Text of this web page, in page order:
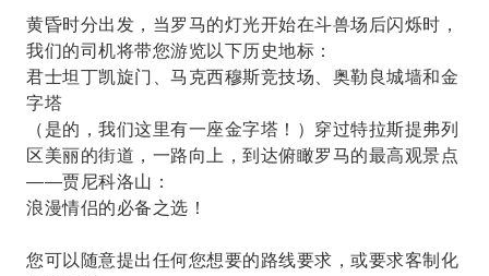
黄昏时分出发，当罗马的灯光开始在斗兽场后闪烁时，
我们的司机将带您游览以下历史地标：
君士坦丁凯旋门、马克西穆斯竞技场、奥勒良城墙和金
字塔
（是的，我们这里有一座金字塔！）穿过特拉斯提弗列
区美丽的街道，一路向上，到达俯瞰罗马的最高观景点
——贾尼科洛山：
浪漫情侣的必备之选！
您可以随意提出任何您想要的路线要求，或要求客制化